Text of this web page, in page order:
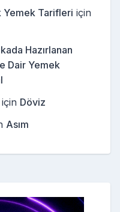
Yemek Tarifleri için
Hazırlanan
Dair Yemek
için Döviz
Asım